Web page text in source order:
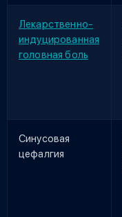
Лекарственно-
индуцированная
головная боль
Синусовая
цефалгия